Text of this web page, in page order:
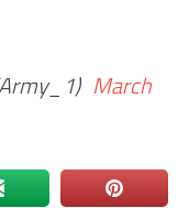
March